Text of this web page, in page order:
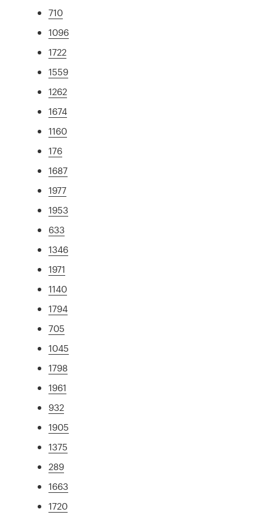
710
1096
1722
1559
1262
1674
1160
176
1687
1977
1953
633
1346
1971
1140
1794
705
1045
1798
1961
932
1905
1375
289
1663
1720